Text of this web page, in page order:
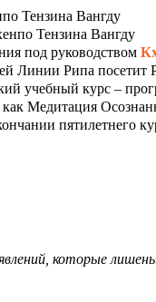
Тензина Вангду
под руководством
Линии Рипа
учебный курс –
Медитация
пятилетнего
которые